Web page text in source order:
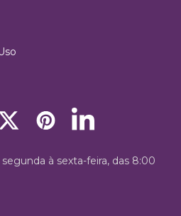
à sexta-feira, das 8:00